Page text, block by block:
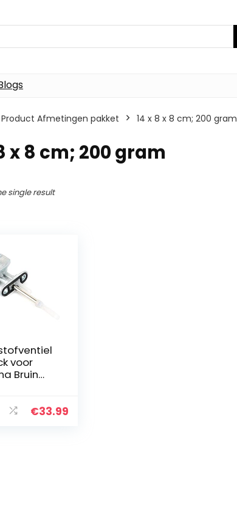
Product Afmetingen pakket 14 x 8 x 8 cm; 200 gram
x 8 cm; 200 gram
single result
voor
Bruin
€33.99